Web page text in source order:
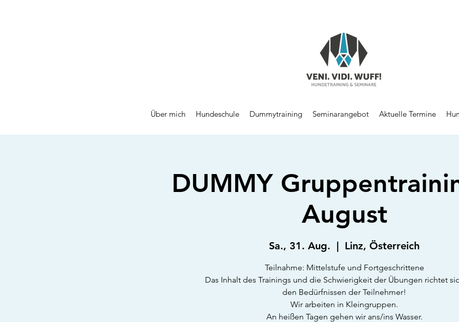
Über mich Hundeschule Dummytraining Seminarangebot Aktuelle Termine
DUMMY
August
Sa., 31. Aug.
  |
Linz, Österreich
Teilnahme: Mittelstufe und Fortgeschrittene
Das Inhalt des Trainings und die Schwierigkeit der Übungen richtet
den Bedürfnissen der Teilnehmer!
Wir arbeiten in Kleingruppen.
An heißen Tagen gehen wir ans/ins Wasser.